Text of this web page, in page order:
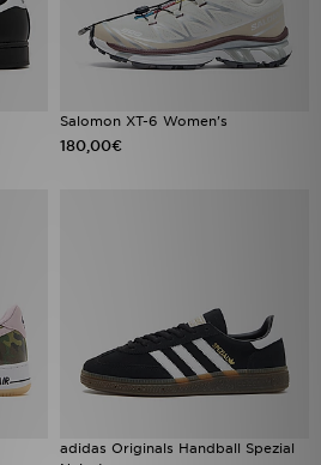
Salomon XT-6 Women's
180,00€
adidas Originals Handball Spezial